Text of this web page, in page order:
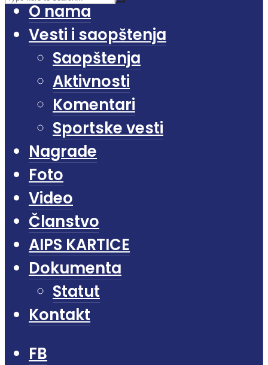
O nama
Vesti i saopštenja
Saopštenja
Aktivnosti
Komentari
Sportske vesti
Nagrade
Foto
Video
Članstvo
AIPS KARTICE
Dokumenta
Statut
Kontakt
FB